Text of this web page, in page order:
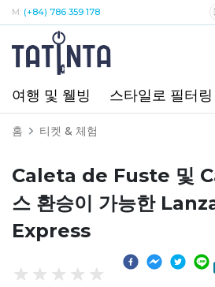
M: (+84) 786 359 178
여행 및 웰빙 스타일로 필터링
홈 티켓 & 체험
Caleta de Fuste 및
스 환승이 가능한
Express